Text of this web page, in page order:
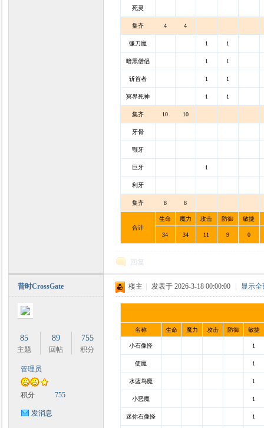
死灵
集齐 4 4
镰刀魔 1 1
暗黑僧侣 1 1
斩首者 1 1
冥界死神 1 1
集齐 10 10
牙骨
颚牙
巨牙 1
利牙
集齐 8 8
合计
生命 魔力 攻击 防御 敏捷
34 34 11 9 0
回复
昔时CrossGate
85
主题
89
回帖
755
积分
管理员
积分 755
发消息
楼主 发表于 2026-3-18 00:00:00 显示
名称 生命 魔力 攻击 防御 敏捷
小石像怪 1
使魔 1
水蓝鸟魔 1
小恶魔 1
迷你石像怪 1